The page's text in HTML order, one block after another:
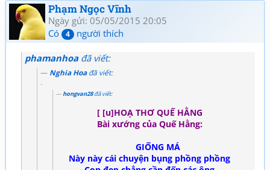
Phạm Ngọc Vĩnh
Ngày gửi: 05/05/2015 20:05
Có
4 người thích
phamanhoađã viết:
Nghia Hoađã viết:
.
hongvan28đã viết:
[ [u]HOẠ THƠ QUẾ HẰNG
Bài xướng của Quế Hằng:
GIỐNG MÁ
Này này cái chuyện bụng phồng phồng